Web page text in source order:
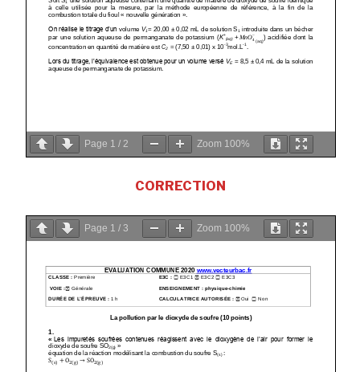
Page 1 / 2 Zoom 100%
CORRECTION
Page 1 / 3 Zoom 100%